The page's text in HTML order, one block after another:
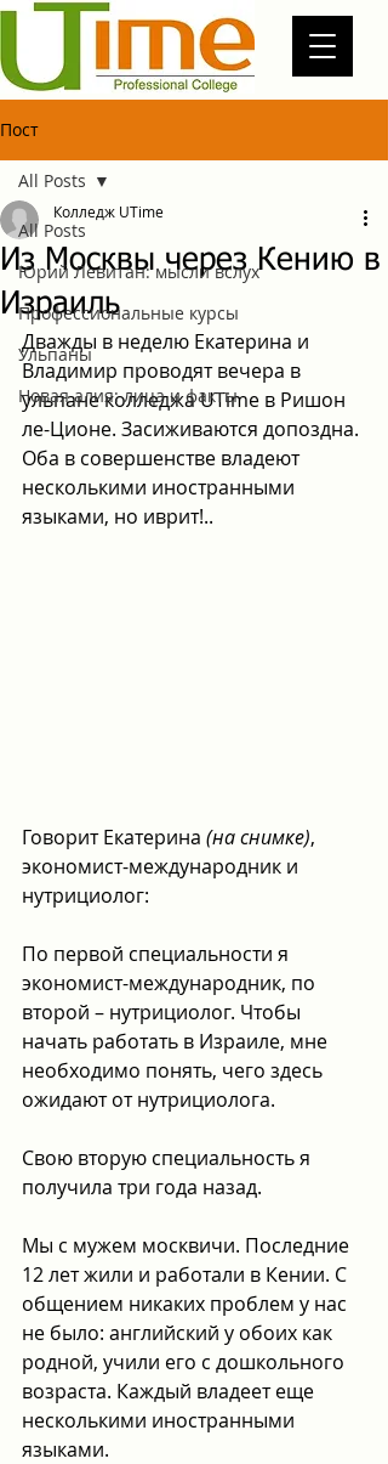
Пост
All Posts
Юрий Левитан: мысли вслух
Профессиональные курсы
Ульпаны
Новая алия: лица и факты
All Posts
Из Москвы через Кению в
Израиль
Колледж UTime
Дважды в неделю Екатерина и
Владимир проводят вечера в
ульпане колледжа UTime в Ришон
ле-Ционе. Засиживаются допоздна.
Оба в совершенстве владеют
несколькими иностранными
языками, но иврит!..
Говорит Екатерина (на снимке),
экономист-международник и
нутрициолог:
По первой специальности я
экономист-международник, по
второй – нутрициолог. Чтобы
начать работать в Израиле, мне
необходимо понять, чего здесь
ожидают от нутрициолога.
Свою вторую специальность я
получила три года назад.
Мы с мужем москвичи. Последние
12 лет жили и работали в Кении. С
общением никаких проблем у нас
не было: английский у обоих как
родной, учили его с дошкольного
возраста. Каждый владеет еще
несколькими иностранными
языками.